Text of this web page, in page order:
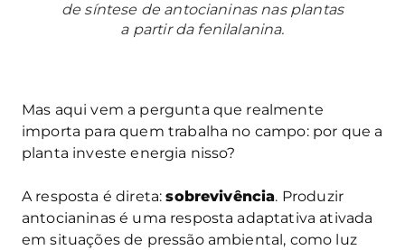
de síntese de antocianinas nas plantas
a partir da fenilalanina.
Mas aqui vem a pergunta que realmente
importa para quem trabalha no campo: por que a
planta investe energia nisso?
A resposta é direta:sobrevivência. Produzir
antocianinas é uma resposta adaptativa ativada
em situações de pressão ambiental, como luz